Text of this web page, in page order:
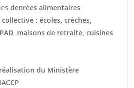
denrées alimentaires
: écoles, crèches,
maisons de retraite, cuisines
du Ministère